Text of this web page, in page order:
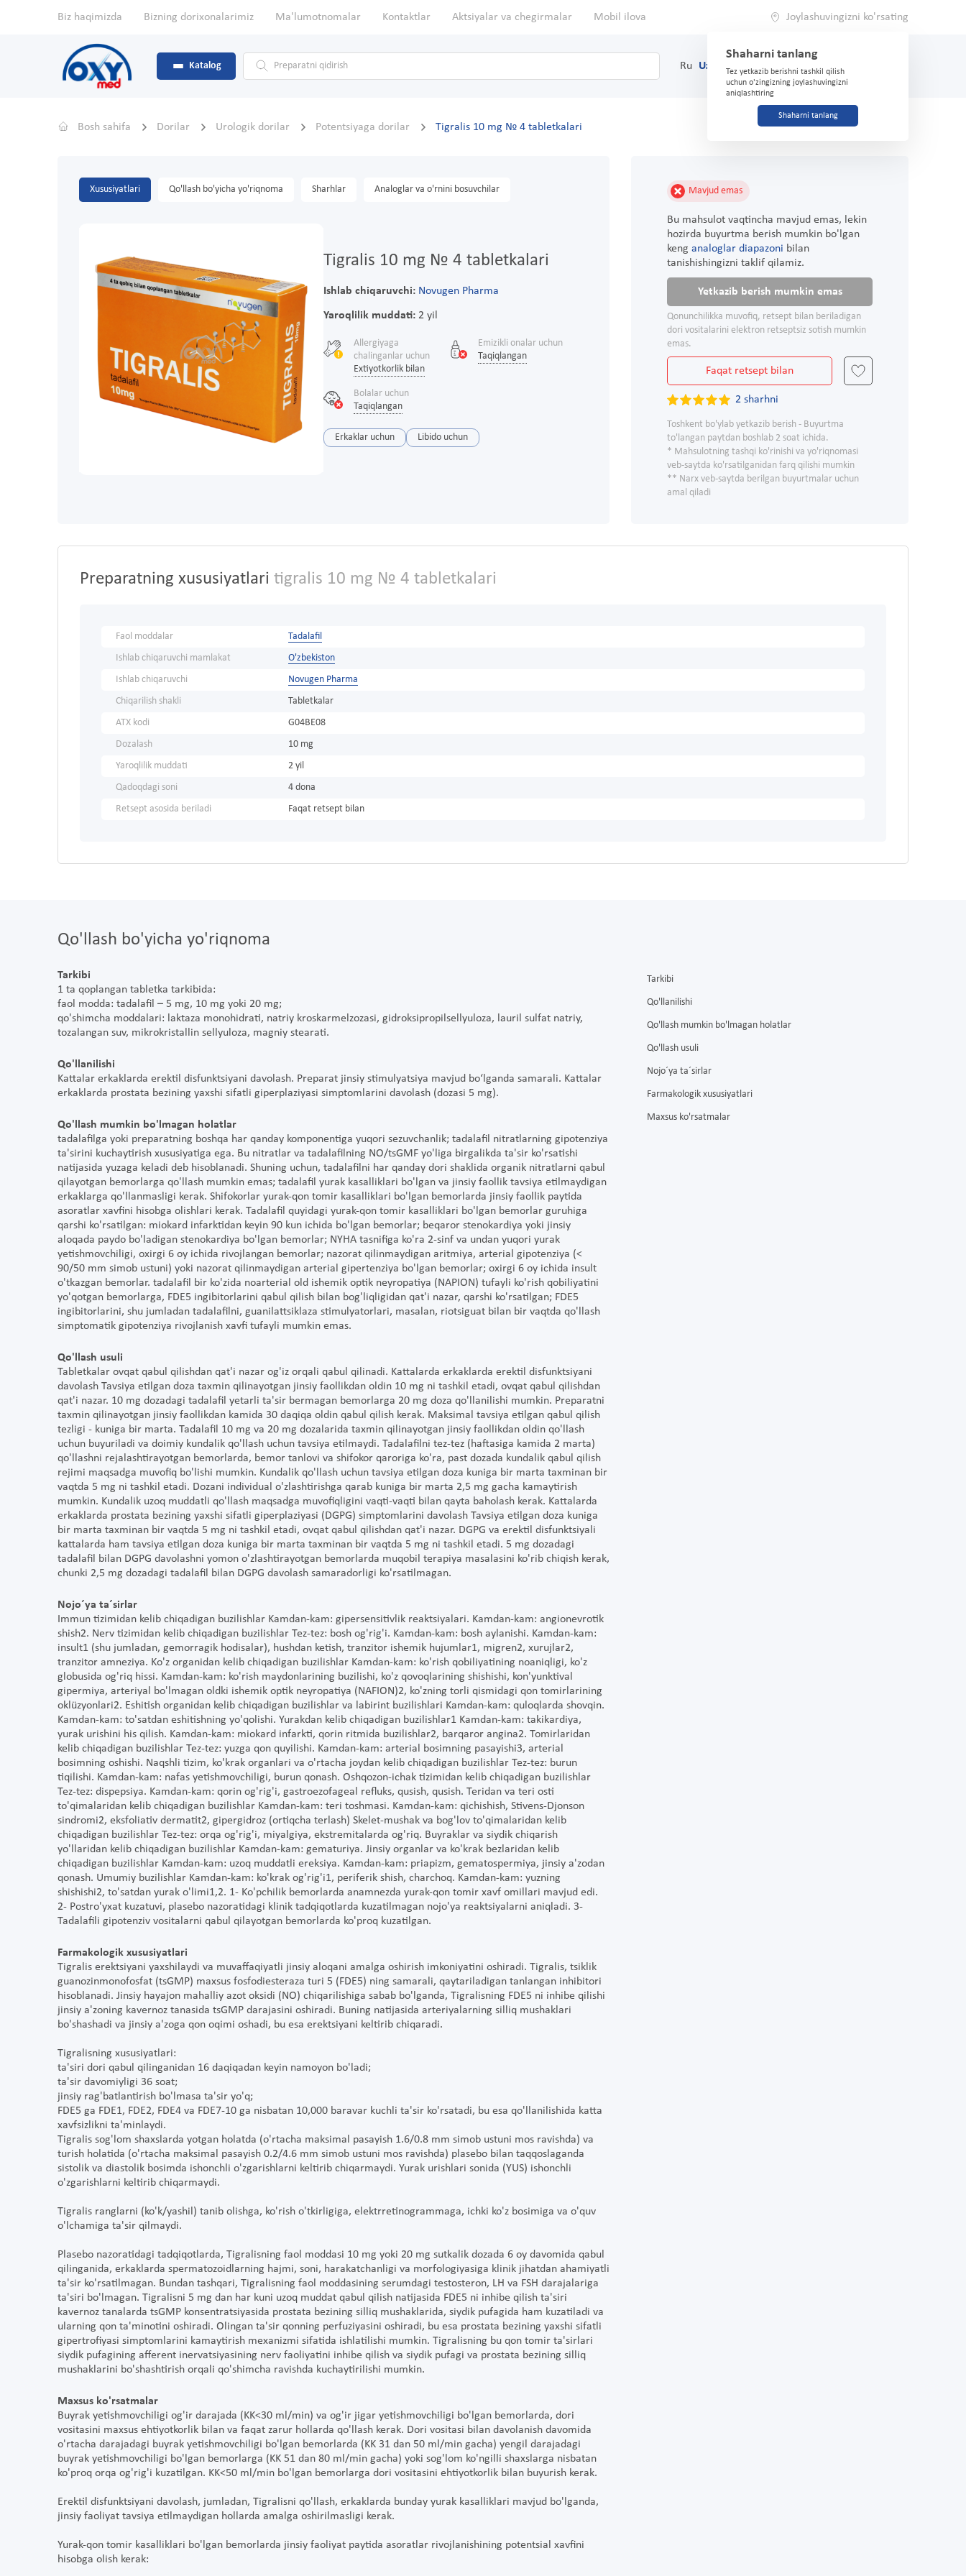
Biz haqimizda Bizning dorixonalarimiz Ma'lumotnomalar Kontaktlar Aktsiyalar va chegirmalar Mobil ilova Joylashuvingizni ko'rsating
Shaharni tanlang
Tez yetkazib berishni tashkil qilish
uchun o'zingizning joylashuvingizni
aniqlashtiring
Shaharni tanlang
Katalog Ru Uz (71) 200-03-03
Bosh sahifa Dorilar Urologik dorilar Potentsiyaga dorilar Tigralis 10 mg № 4 tabletkalari
Xususiyatlari Qo'llash bo'yicha yo'riqnoma Sharhlar Analoglar va o'rnini bosuvchilar
Tigralis 10 mg № 4 tabletkalari
Ishlab chiqaruvchi: Novugen Pharma
Yaroqlilik muddati:2 yil
Allergiyaga
chalinganlar uchun
Extiyotkorlik bilan
Emizikli onalar uchun
Taqiqlangan
Bolalar uchun
Taqiqlangan
Erkaklar uchun Libido uchun
Mavjud emas
Bu mahsulot vaqtincha mavjud emas, lekin
hozirda buyurtma berish mumkin bo'lgan
keng analoglar diapazoni bilan
tanishishingizni taklif qilamiz.
Yetkazib berish mumkin emas
Qonunchilikka muvofiq, retsept bilan beriladigan
dori vositalarini elektron retseptsiz sotish mumkin
emas.
Faqat retsept bilan
2 sharhni
Toshkent bo'ylab yetkazib berish - Buyurtma
to'langan paytdan boshlab 2 soat ichida.
* Mahsulotning tashqi ko'rinishi va yo'riqnomasi
veb-saytda ko'rsatilganidan farq qilishi mumkin
** Narx veb-saytda berilgan buyurtmalar uchun
amal qiladi
Preparatning xususiyatlari tigralis 10 mg № 4 tabletkalari
Faol moddalar
Tadalafil
Ishlab chiqaruvchi mamlakat
O'zbekiston
Ishlab chiqaruvchi
Novugen Pharma
Chiqarilish shakli
Tabletkalar
ATX kodi
G04BE08
Dozalash
10 mg
Yaroqlilik muddati
2 yil
Qadoqdagi soni
4 dona
Retsept asosida beriladi
Faqat retsept bilan
Qo'llash bo'yicha yo'riqnoma
Tarkibi
1 ta qoplangan tabletka tarkibida:
faol modda: tadalafil – 5 mg, 10 mg yoki 20 mg;
qo'shimcha moddalari: laktaza monohidrati, natriy kroskarmelzozasi, gidroksipropilsellyuloza, lauril sulfat natriy,
tozalangan suv, mikrokristallin sellyuloza, magniy stearati.
Qo'llanilishi
Kattalar erkaklarda erektil disfunktsiyani davolash. Preparat jinsiy stimulyatsiya mavjud bo‘lganda samarali. Kattalar
erkaklarda prostata bezining yaxshi sifatli giperplaziyasi simptomlarini davolash (dozasi 5 mg).
Qo'llash mumkin bo'lmagan holatlar
tadalafilga yoki preparatning boshqa har qanday komponentiga yuqori sezuvchanlik; tadalafil nitratlarning gipotenziya
ta'sirini kuchaytirish xususiyatiga ega. Bu nitratlar va tadalafilning NO/tsGMF yo'liga birgalikda ta'sir ko'rsatishi
natijasida yuzaga keladi deb hisoblanadi. Shuning uchun, tadalafilni har qanday dori shaklida organik nitratlarni qabul
qilayotgan bemorlarga qo'llash mumkin emas; tadalafil yurak kasalliklari bo'lgan va jinsiy faollik tavsiya etilmaydigan
erkaklarga qo'llanmasligi kerak. Shifokorlar yurak-qon tomir kasalliklari bo'lgan bemorlarda jinsiy faollik paytida
asoratlar xavfini hisobga olishlari kerak. Tadalafil quyidagi yurak-qon tomir kasalliklari bo'lgan bemorlar guruhiga
qarshi ko'rsatilgan: miokard infarktidan keyin 90 kun ichida bo'lgan bemorlar; beqaror stenokardiya yoki jinsiy
aloqada paydo bo'ladigan stenokardiya bo'lgan bemorlar; NYHA tasnifiga ko'ra 2-sinf va undan yuqori yurak
yetishmovchiligi, oxirgi 6 oy ichida rivojlangan bemorlar; nazorat qilinmaydigan aritmiya, arterial gipotenziya (<
90/50 mm simob ustuni) yoki nazorat qilinmaydigan arterial gipertenziya bo'lgan bemorlar; oxirgi 6 oy ichida insult
o'tkazgan bemorlar. tadalafil bir ko'zida noarterial old ishemik optik neyropatiya (NAPION) tufayli ko'rish qobiliyatini
yo'qotgan bemorlarga, FDE5 ingibitorlarini qabul qilish bilan bog'liqligidan qat'i nazar, qarshi ko'rsatilgan; FDE5
ingibitorlarini, shu jumladan tadalafilni, guanilattsiklaza stimulyatorlari, masalan, riotsiguat bilan bir vaqtda qo'llash
simptomatik gipotenziya rivojlanish xavfi tufayli mumkin emas.
Qo'llash usuli
Tabletkalar ovqat qabul qilishdan qat'i nazar og'iz orqali qabul qilinadi. Kattalarda erkaklarda erektil disfunktsiyani
davolash Tavsiya etilgan doza taxmin qilinayotgan jinsiy faollikdan oldin 10 mg ni tashkil etadi, ovqat qabul qilishdan
qat'i nazar. 10 mg dozadagi tadalafil yetarli ta'sir bermagan bemorlarga 20 mg doza qo'llanilishi mumkin. Preparatni
taxmin qilinayotgan jinsiy faollikdan kamida 30 daqiqa oldin qabul qilish kerak. Maksimal tavsiya etilgan qabul qilish
tezligi - kuniga bir marta. Tadalafil 10 mg va 20 mg dozalarida taxmin qilinayotgan jinsiy faollikdan oldin qo'llash
uchun buyuriladi va doimiy kundalik qo'llash uchun tavsiya etilmaydi. Tadalafilni tez-tez (haftasiga kamida 2 marta)
qo'llashni rejalashtirayotgan bemorlarda, bemor tanlovi va shifokor qaroriga ko'ra, past dozada kundalik qabul qilish
rejimi maqsadga muvofiq bo'lishi mumkin. Kundalik qo'llash uchun tavsiya etilgan doza kuniga bir marta taxminan bir
vaqtda 5 mg ni tashkil etadi. Dozani individual o'zlashtirishga qarab kuniga bir marta 2,5 mg gacha kamaytirish
mumkin. Kundalik uzoq muddatli qo'llash maqsadga muvofiqligini vaqti-vaqti bilan qayta baholash kerak. Kattalarda
erkaklarda prostata bezining yaxshi sifatli giperplaziyasi (DGPG) simptomlarini davolash Tavsiya etilgan doza kuniga
bir marta taxminan bir vaqtda 5 mg ni tashkil etadi, ovqat qabul qilishdan qat'i nazar. DGPG va erektil disfunktsiyali
kattalarda ham tavsiya etilgan doza kuniga bir marta taxminan bir vaqtda 5 mg ni tashkil etadi. 5 mg dozadagi
tadalafil bilan DGPG davolashni yomon o'zlashtirayotgan bemorlarda muqobil terapiya masalasini ko'rib chiqish kerak,
chunki 2,5 mg dozadagi tadalafil bilan DGPG davolash samaradorligi ko'rsatilmagan.
Nojo´ya ta´sirlar
Immun tizimidan kelib chiqadigan buzilishlar Kamdan-kam: gipersensitivlik reaktsiyalari. Kamdan-kam: angionevrotik
shish2. Nerv tizimidan kelib chiqadigan buzilishlar Tez-tez: bosh og'rig'i. Kamdan-kam: bosh aylanishi. Kamdan-kam:
insult1 (shu jumladan, gemorragik hodisalar), hushdan ketish, tranzitor ishemik hujumlar1, migren2, xurujlar2,
tranzitor amneziya. Ko'z organidan kelib chiqadigan buzilishlar Kamdan-kam: ko'rish qobiliyatining noaniqligi, ko'z
globusida og'riq hissi. Kamdan-kam: ko'rish maydonlarining buzilishi, ko'z qovoqlarining shishishi, kon'yunktival
gipermiya, arteriyal bo'lmagan oldki ishemik optik neyropatiya (NAFION)2, ko'zning torli qismidagi qon tomirlarining
oklüzyonlari2. Eshitish organidan kelib chiqadigan buzilishlar va labirint buzilishlari Kamdan-kam: quloqlarda shovqin.
Kamdan-kam: to'satdan eshitishning yo'qolishi. Yurakdan kelib chiqadigan buzilishlar1 Kamdan-kam: takikardiya,
yurak urishini his qilish. Kamdan-kam: miokard infarkti, qorin ritmida buzilishlar2, barqaror angina2. Tomirlaridan
kelib chiqadigan buzilishlar Tez-tez: yuzga qon quyilishi. Kamdan-kam: arterial bosimning pasayishi3, arterial
bosimning oshishi. Naqshli tizim, ko'krak organlari va o'rtacha joydan kelib chiqadigan buzilishlar Tez-tez: burun
tiqilishi. Kamdan-kam: nafas yetishmovchiligi, burun qonash. Oshqozon-ichak tizimidan kelib chiqadigan buzilishlar
Tez-tez: dispepsiya. Kamdan-kam: qorin og'rig'i, gastroezofageal refluks, qusish, qusish. Teridan va teri osti
to'qimalaridan kelib chiqadigan buzilishlar Kamdan-kam: teri toshmasi. Kamdan-kam: qichishish, Stivens-Djonson
sindromi2, eksfoliativ dermatit2, gipergidroz (ortiqcha terlash) Skelet-mushak va bog'lov to'qimalaridan kelib
chiqadigan buzilishlar Tez-tez: orqa og'rig'i, miyalgiya, ekstremitalarda og'riq. Buyraklar va siydik chiqarish
yo'llaridan kelib chiqadigan buzilishlar Kamdan-kam: gematuriya. Jinsiy organlar va ko'krak bezlaridan kelib
chiqadigan buzilishlar Kamdan-kam: uzoq muddatli ereksiya. Kamdan-kam: priapizm, gematospermiya, jinsiy a'zodan
qonash. Umumiy buzilishlar Kamdan-kam: ko'krak og'rig'i1, periferik shish, charchoq. Kamdan-kam: yuzning
shishishi2, to'satdan yurak o'limi1,2. 1- Ko'pchilik bemorlarda anamnezda yurak-qon tomir xavf omillari mavjud edi.
2- Postro'yxat kuzatuvi, plasebo nazoratidagi klinik tadqiqotlarda kuzatilmagan nojo'ya reaktsiyalarni aniqladi. 3-
Tadalafili gipotenziv vositalarni qabul qilayotgan bemorlarda ko'proq kuzatilgan.
Farmakologik xususiyatlari
Tigralis erektsiyani yaxshilaydi va muvaffaqiyatli jinsiy aloqani amalga oshirish imkoniyatini oshiradi. Tigralis, tsiklik
guanozinmonofosfat (tsGMP) maxsus fosfodiesteraza turi 5 (FDE5) ning samarali, qaytariladigan tanlangan inhibitori
hisoblanadi. Jinsiy hayajon mahalliy azot oksidi (NO) chiqarilishiga sabab bo'lganda, Tigralisning FDE5 ni inhibe qilishi
jinsiy a'zoning kavernoz tanasida tsGMP darajasini oshiradi. Buning natijasida arteriyalarning silliq mushaklari
bo'shashadi va jinsiy a'zoga qon oqimi oshadi, bu esa erektsiyani keltirib chiqaradi.
Tigralisning xususiyatlari:
ta'siri dori qabul qilinganidan 16 daqiqadan keyin namoyon bo'ladi;
ta'sir davomiyligi 36 soat;
jinsiy rag'batlantirish bo'lmasa ta'sir yo'q;
FDE5 ga FDE1, FDE2, FDE4 va FDE7-10 ga nisbatan 10,000 baravar kuchli ta'sir ko'rsatadi, bu esa qo'llanilishida katta
xavfsizlikni ta'minlaydi.
Tigralis sog'lom shaxslarda yotgan holatda (o'rtacha maksimal pasayish 1.6/0.8 mm simob ustuni mos ravishda) va
turish holatida (o'rtacha maksimal pasayish 0.2/4.6 mm simob ustuni mos ravishda) plasebo bilan taqqoslaganda
sistolik va diastolik bosimda ishonchli o'zgarishlarni keltirib chiqarmaydi. Yurak urishlari sonida (YUS) ishonchli
o'zgarishlarni keltirib chiqarmaydi.
Tigralis ranglarni (ko'k/yashil) tanib olishga, ko'rish o'tkirligiga, elektrretinogrammaga, ichki ko'z bosimiga va o'quv
o'lchamiga ta'sir qilmaydi.
Plasebo nazoratidagi tadqiqotlarda, Tigralisning faol moddasi 10 mg yoki 20 mg sutkalik dozada 6 oy davomida qabul
qilinganida, erkaklarda spermatozoidlarning hajmi, soni, harakatchanligi va morfologiyasiga klinik jihatdan ahamiyatli
ta'sir ko'rsatilmagan. Bundan tashqari, Tigralisning faol moddasining serumdagi testosteron, LH va FSH darajalariga
ta'siri bo'lmagan. Tigralisni 5 mg dan har kuni uzoq muddat qabul qilish natijasida FDE5 ni inhibe qilish ta'siri
kavernoz tanalarda tsGMP konsentratsiyasida prostata bezining silliq mushaklarida, siydik pufagida ham kuzatiladi va
ularning qon ta'minotini oshiradi. Olingan ta'sir qonning perfuziyasini oshiradi, bu esa prostata bezining yaxshi sifatli
gipertrofiyasi simptomlarini kamaytirish mexanizmi sifatida ishlatilishi mumkin. Tigralisning bu qon tomir ta'sirlari
siydik pufagining afferent inervatsiyasining nerv faoliyatini inhibe qilish va siydik pufagi va prostata bezining silliq
mushaklarini bo'shashtirish orqali qo'shimcha ravishda kuchaytirilishi mumkin.
Maxsus ko'rsatmalar
Buyrak yetishmovchiligi og'ir darajada (KK<30 ml/min) va og'ir jigar yetishmovchiligi bo'lgan bemorlarda, dori
vositasini maxsus ehtiyotkorlik bilan va faqat zarur hollarda qo'llash kerak. Dori vositasi bilan davolanish davomida
o'rtacha darajadagi buyrak yetishmovchiligi bo'lgan bemorlarda (KK 31 dan 50 ml/min gacha) yengil darajadagi
buyrak yetishmovchiligi bo'lgan bemorlarga (KK 51 dan 80 ml/min gacha) yoki sog'lom ko'ngilli shaxslarga nisbatan
ko'proq orqa og'rig'i kuzatilgan. KK<50 ml/min bo'lgan bemorlarga dori vositasini ehtiyotkorlik bilan buyurish kerak.
Erektil disfunktsiyani davolash, jumladan, Tigralisni qo'llash, erkaklarda bunday yurak kasalliklari mavjud bo'lganda,
jinsiy faoliyat tavsiya etilmaydigan hollarda amalga oshirilmasligi kerak.
Yurak-qon tomir kasalliklari bo'lgan bemorlarda jinsiy faoliyat paytida asoratlar rivojlanishining potentsial xavfini
hisobga olish kerak:
Tarkibi
Qo'llanilishi
Qo'llash mumkin bo'lmagan holatlar
Qo'llash usuli
Nojo´ya ta´sirlar
Farmakologik xususiyatlari
Maxsus ko'rsatmalar